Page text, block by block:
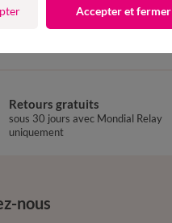
d'hiver Robe droite
Retours gratuits
sous 30 jours avec Mondial Relay
uniquement
nous
Accepter et fermer